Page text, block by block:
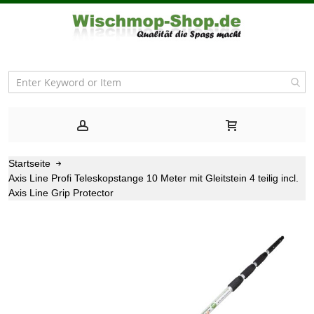
Startseite
Axis Line Profi Teleskopstange 10 Meter mit Gleitstein 4 teilig incl.
Axis Line Grip Protector